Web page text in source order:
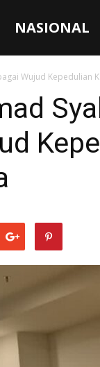
NASIONAL
Wujud Kepedulian